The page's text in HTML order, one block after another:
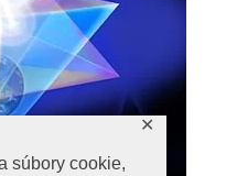
súbory cookie,
✕